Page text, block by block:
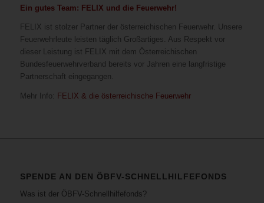
Ein gutes Team: FELIX und die Feuerwehr!
FELIX ist stolzer Partner der österreichischen Feuerwehr. Unsere
Feuerwehrleute leisten täglich Großartiges. Aus Respekt vor
dieser Leistung ist FELIX mit dem Österreichischen
Bundesfeuerwehrverband bereits vor Jahren eine langfristige
Partnerschaft eingegangen.
Mehr Info: FELIX & die österreichische Feuerwehr
SPENDE AN DEN ÖBFV-SCHNELLHILFEFONDS
Was ist der ÖBFV-Schnellhilfefonds?